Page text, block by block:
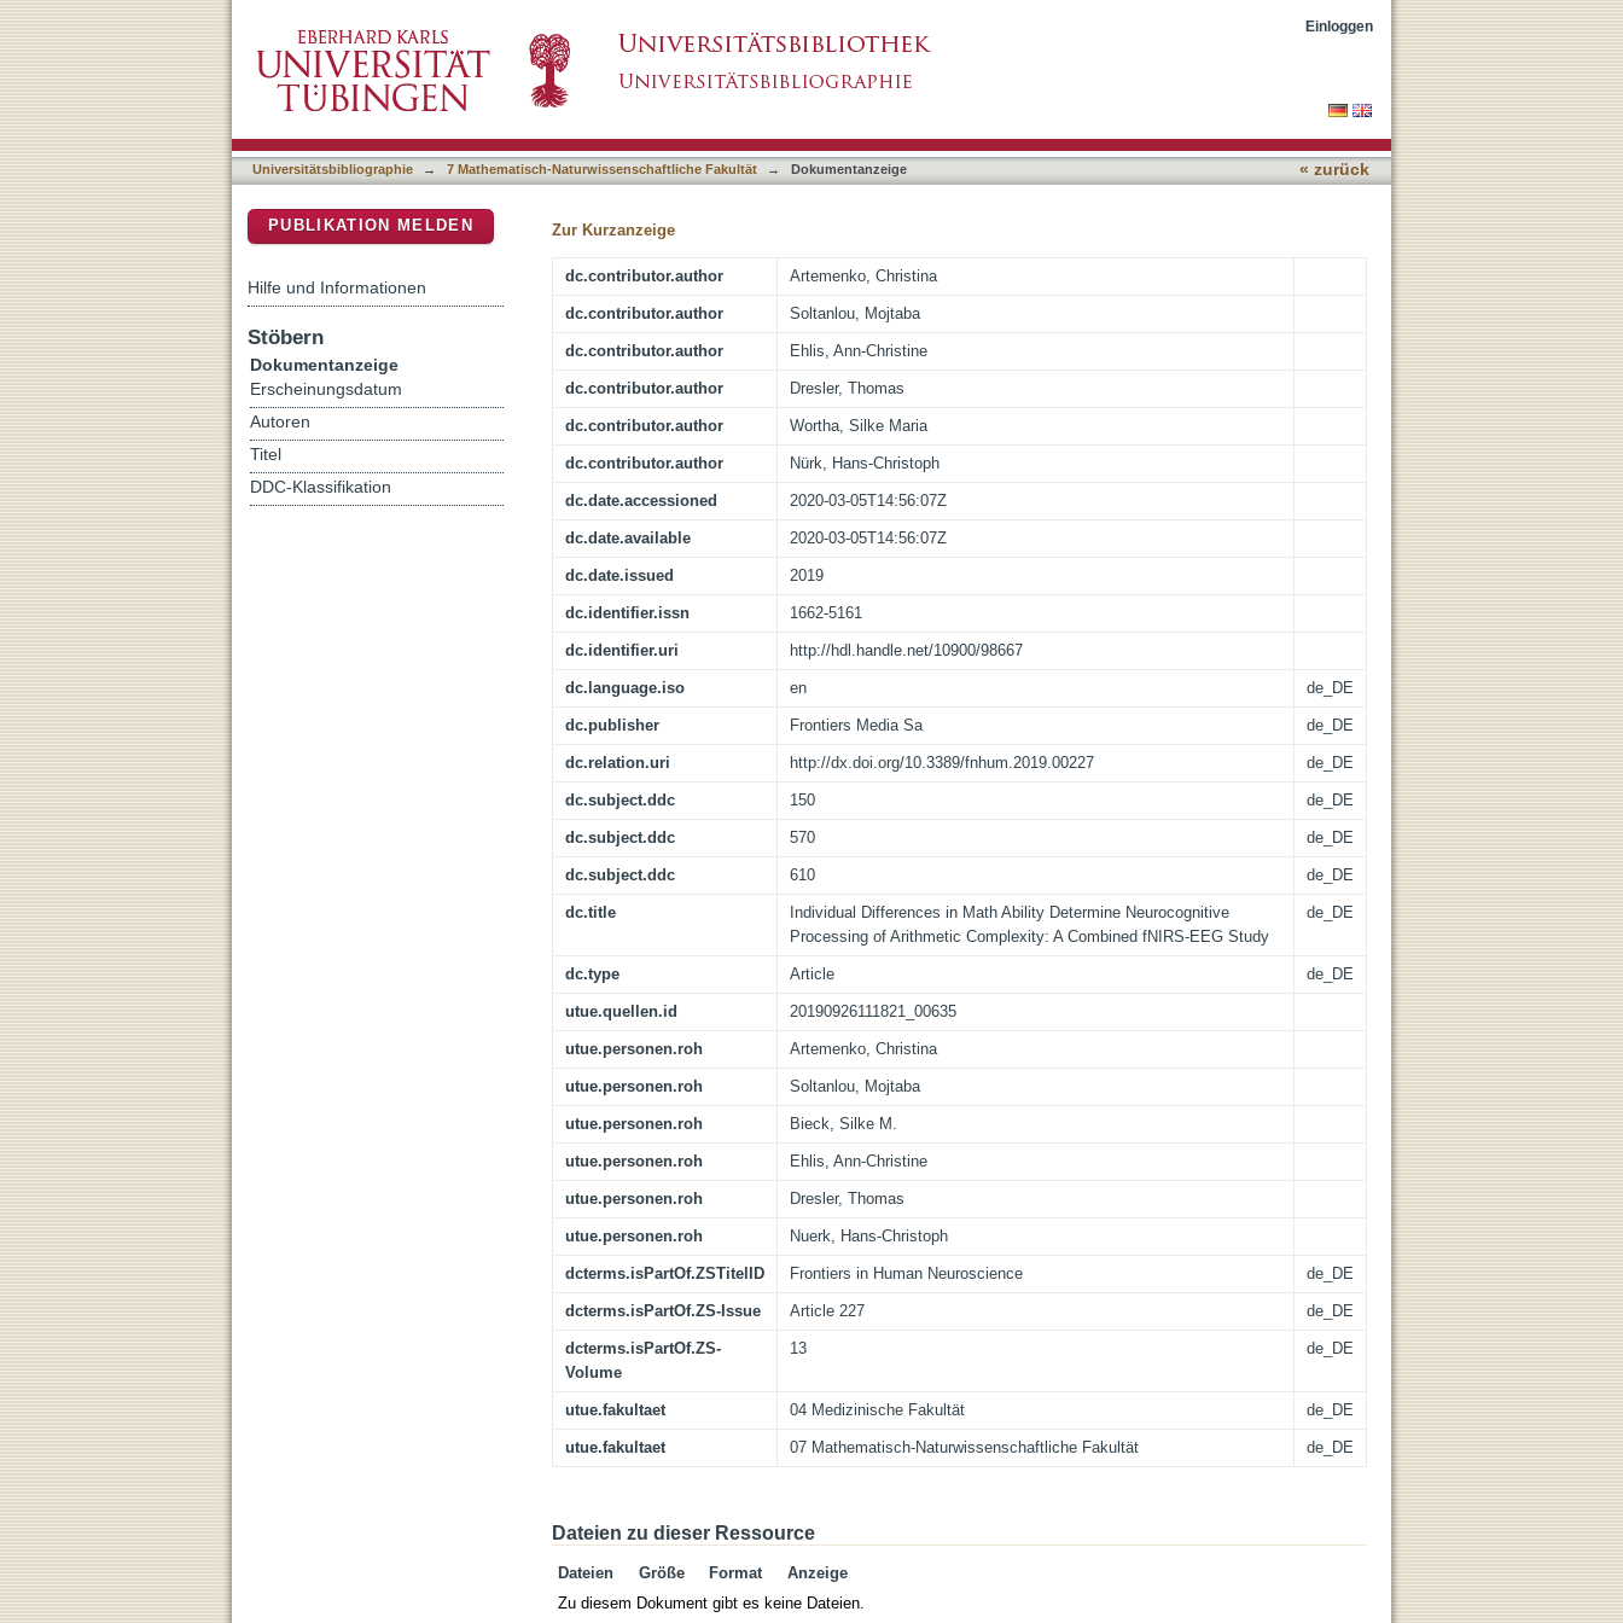
Complexity: A Combined fNIRS-EEG Study
Einloggen
Universitätsbibliographie → 7 Mathematisch-Naturwissenschaftliche Fakultät → Dokumentanzeige « zurück
Zur Kurzanzeige
dc.contributor.author Artemenko, Christina
dc.contributor.author Soltanlou, Mojtaba
dc.contributor.author Ehlis, Ann-Christine
dc.contributor.author Dresler, Thomas
dc.contributor.author Wortha, Silke Maria
dc.contributor.author Nürk, Hans-Christoph
dc.date.accessioned 2020-03-05T14:56:07Z
dc.date.available 2020-03-05T14:56:07Z
dc.date.issued 2019
dc.identifier.issn 1662-5161
dc.identifier.uri http://hdl.handle.net/10900/98667
dc.language.iso en de_DE
dc.publisher Frontiers Media Sa de_DE
dc.relation.uri http://dx.doi.org/10.3389/fnhum.2019.00227 de_DE
dc.subject.ddc 150 de_DE
dc.subject.ddc 570 de_DE
dc.subject.ddc 610 de_DE
dc.title
Individual Differences in Math Ability Determine Neurocognitive
Processing of Arithmetic Complexity: A Combined fNIRS-EEG Study
de_DE
dc.type Article de_DE
utue.quellen.id 20190926111821_00635
utue.personen.roh Artemenko, Christina
utue.personen.roh Soltanlou, Mojtaba
utue.personen.roh Bieck, Silke M.
utue.personen.roh Ehlis, Ann-Christine
utue.personen.roh Dresler, Thomas
utue.personen.roh Nuerk, Hans-Christoph
dcterms.isPartOf.ZSTitelID Frontiers in Human Neuroscience de_DE
dcterms.isPartOf.ZS-Issue Article 227 de_DE
dcterms.isPartOf.ZS-
Volume
13 de_DE
utue.fakultaet 04 Medizinische Fakultät de_DE
utue.fakultaet 07 Mathematisch-Naturwissenschaftliche Fakultät de_DE
Dateien zu dieser Ressource
Dateien Größe Format
Anzeige
Zu diesem Dokument gibt es keine Dateien.
PUBLIKATION MELDEN
Hilfe und Informationen
Stöbern
Dokumentanzeige
Erscheinungsdatum
Autoren
Titel
DDC-Klassifikation